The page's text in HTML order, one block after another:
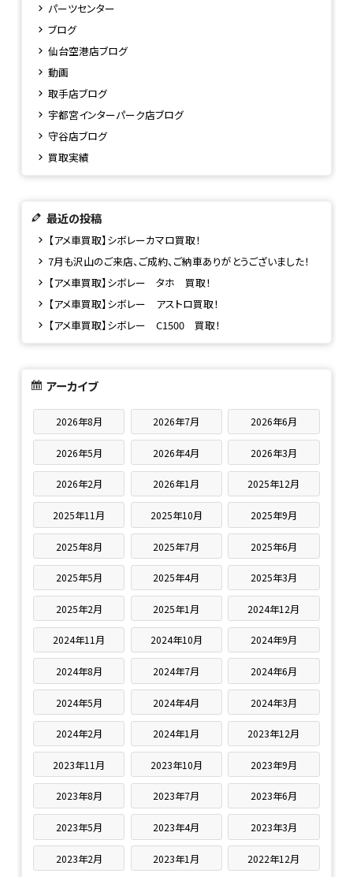
パーツセンター
ブログ
仙台空港店ブログ
動画
取手店ブログ
宇都宮インターパーク店ブログ
守谷店ブログ
買取実績
最近の投稿
【アメ車買取】シボレーカマロ買取！
7月も沢山のご来店、ご成約、ご納車ありがとうございました！
【アメ車買取】シボレー タホ 買取！
【アメ車買取】シボレー アストロ買取！
【アメ車買取】シボレー C1500 買取！
アーカイブ
2026年8月 2026年7月 2026年6月
2026年5月 2026年4月 2026年3月
2026年2月 2026年1月 2025年12月
2025年11月 2025年10月 2025年9月
2025年8月 2025年7月 2025年6月
2025年5月 2025年4月 2025年3月
2025年2月 2025年1月 2024年12月
2024年11月 2024年10月 2024年9月
2024年8月 2024年7月 2024年6月
2024年5月 2024年4月 2024年3月
2024年2月 2024年1月 2023年12月
2023年11月 2023年10月 2023年9月
2023年8月 2023年7月 2023年6月
2023年5月 2023年4月 2023年3月
2023年2月 2023年1月 2022年12月